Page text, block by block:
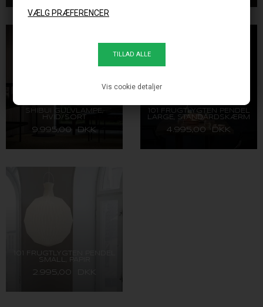
Vis cookie detaljer
SHIBUI GULVLAMPE,
HVID/SORT
9.995,00 DKK
101 FRUGTLYGTEN PENDEL
LARGE, STANDARDSKÆRM
4.995,00 DKK
101 FRUGTLYGTEN PENDEL
SMALL, PAPIR
2.995,00 DKK